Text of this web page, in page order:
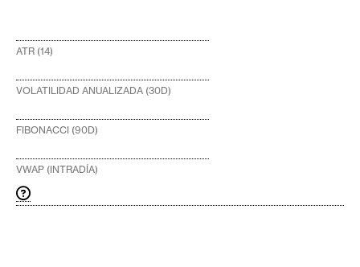
ATR (14)
VOLATILIDAD ANUALIZADA (30D)
FIBONACCI (90D)
VWAP (INTRADÍA)